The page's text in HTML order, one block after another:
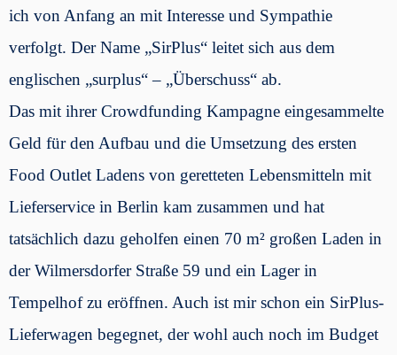
ich von Anfang an mit Interesse und Sympathie
verfolgt. Der Name „SirPlus“ leitet sich aus dem
englischen „surplus“ – „Überschuss“ ab.
Das mit ihrer Crowdfunding Kampagne eingesammelte
Geld für den Aufbau und die Umsetzung des ersten
Food Outlet Ladens von geretteten Lebensmitteln mit
Lieferservice in Berlin kam zusammen und hat
tatsächlich dazu geholfen einen 70 m² großen Laden in
der Wilmersdorfer Straße 59 und ein Lager in
Tempelhof zu eröffnen. Auch ist mir schon ein SirPlus-
Lieferwagen begegnet, der wohl auch noch im Budget